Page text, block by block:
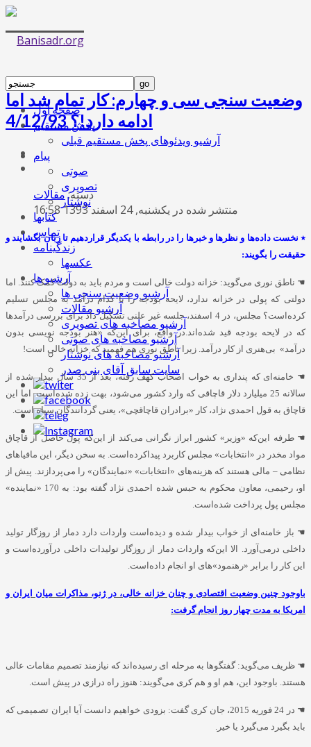
صفحه اول
پخش مستقیم
آرشیو ویدئوهای پخش مستقیم قبلی
پیام
صوتی
تصویری
نوشتار
کتابها
تماس
زندگینامه
عکسها
آرشیو ها
آرشیو وضعیت سنجی ها
آرشیو مقالات
آرشیو مصاخبه های تصویری
آرشیو مصاخبه های صوتی
آرشیو مصاخبه های نوشتار
سایت سابق آقای بنی صدر
وضعیت سنجی سی و چهارم: کار تمام شد اما
ادامه دارد!؟ 4/12/93
دسته:مقالات
منتشر شده در یکشنبه, 24 اسفند 1393 16:58
٭ نخست داده‌ها و نظرها و خبرها را در رابطه با یکدیگر قراردهیم تا زبان بگشایند و
حقیقت را بگویند:
☚ ناطق نوری می‌گوید: خزانه دولت خالی است و مردم باید به دولت کمک کنند. اما
دولتی که پولی در خزانه ندارد، لایحه بودجه را با کدام درآمد به مجلس تسلیم
کرده‌است؟ مجلس، در 4 اسفند، جلسه غیر علنی تشکیل داد برای بررسی درآمدها
که در لایحه بودجه قید شده‌اند.در واقع، برای این‌که «هنر بودجه نویسی بدون
درآمد» بی‌هنری از کار درآمد. زیرا ناطق نوری هم فهمید که خزانه خالی است!
☚
خامنه‌ای که پنداری به خواب اصحاب کهف رفته، بعد از 35 سال بیدار شده از
سالانه 25 میلیارد دلار قاچاقی که وارد کشور می‌شود، بهت زده شده‌است. اما این
قاچاق به قول احمدی نژاد، کار «برادران قاچاقچی»، یعنی گردانندگان سپاه است.
☚ طرفه این‌که «وزیر» کشور ابراز نگرانی می‌کند از این‌که پول حاصل از قاچاق
مواد مخدر در «انتخابات» مجلس کاربرد پیداکرده‌است. به سخن دیگر، این مافیاهای
نظامی – مالی هستند که هزینه‌های «انتخابات» «نمایندگان» را می‌پردازند. پیش از
او، رحیمی، معاون محکوم به حبس شده احمدی نژاد گفته بود: به 170 «نماینده»
مجلس پول پرداخت شده‌است.
☚ باز خامنه‌ای از خواب بیدار شده و دیده‌است واردات دارد دمار از روزگار تولید
داخلی درمی‌آورد. الا این‌که واردات دمار از روزگار تولیدات داخلی درآورده‌است و
این کار را برابر «رهنمود»های او انجام داده‌است.
باوجود چنین وضعیت اقتصادی و چنان خزانه خالی، در ژنو، مذاکرات میان ایران و
امریکا به مدت چهار روز انجام گرفت:
☚ ظریف می‌گوید: گفتگوها به مرحله ای رسیده‌اند که نیازمند تصمیم مقامات عالی
هستند. باوجود این، هم او و هم کری می‌گویند: هنوز راه درازی در پیش است.
☚
در 24 فوریه 2015، جان کری گفت: بزودی خواهیم دانست آیا ایران تصمیمی که
باید بگیرد می‌گیرد یا خیر.